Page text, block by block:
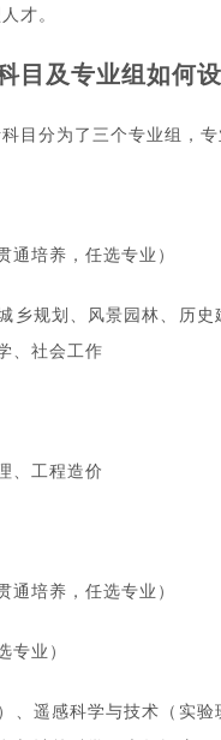
才。
目及专业组如何
目分为了三个专业组，
培养，任选专业）
乡规划、风景园林、历
、社会工作
、工程造价
培养，任选专业）
业）
、遥感科学与技术（实